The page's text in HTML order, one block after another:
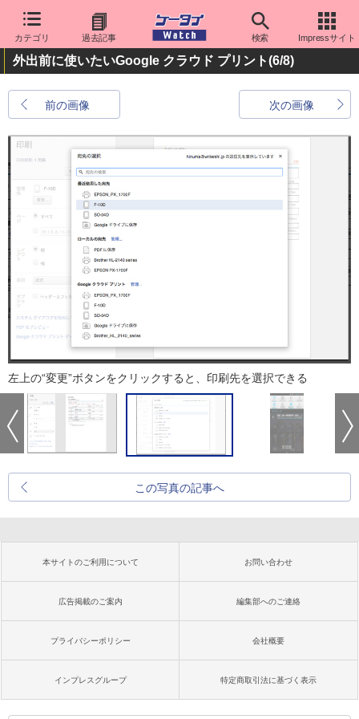
カテゴリ 過去記事 検索 Impressサイト
外出前に使いたいGoogle クラウド プリント(6/8)
前の画像 次の画像
左上の“変更”ボタンをクリックすると、印刷先を選択できる
この写真の記事へ
本サイトのご利用について お問い合わせ
広告掲載のご案内 編集部へのご連絡
プライバシーポリシー 会社概要
インプレスグループ 特定商取引法に基づく表示